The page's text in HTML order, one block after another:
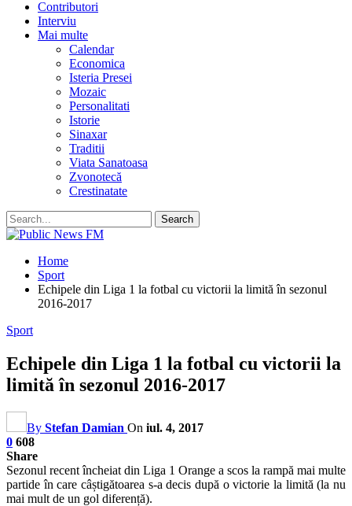
Contributori
Interviu
Mai multe
Calendar
Economica
Isteria Presei
Mozaic
Personalitati
Istorie
Sinaxar
Traditii
Viata Sanatoasa
Zvonotecă
Crestinatate
Home
Sport
Echipele din Liga 1 la fotbal cu victorii la limită în sezonul
2016-2017
Sport
Echipele din Liga 1 la fotbal cu victorii la
limită în sezonul 2016-2017
By Stefan Damian On iul. 4, 2017
0 608
Share
Sezonul recent încheiat din Liga 1 Orange a scos la rampă mai multe
partide în care câștigătoarea s-a decis după o victorie la limită (la nu
mai mult de un gol diferență).